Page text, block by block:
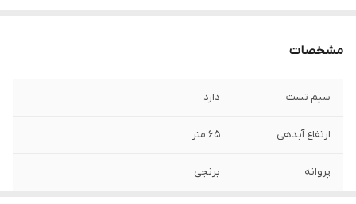
مشخصات
سیم تست دارد
ارتفاع آبدهی 65 متر
پروانه برنجی